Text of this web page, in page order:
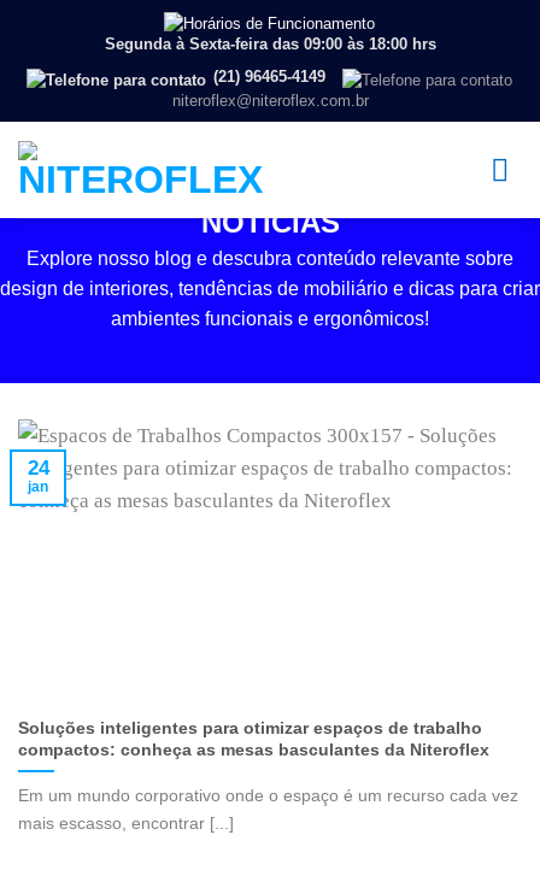
Segunda à Sexta-feira das 09:00 às 18:00 hrs
(21) 96465-4149
niteroflex@niteroflex.com.br
NOTÍCIAS
Explore nosso blog e descubra conteúdo relevante sobre
design de interiores, tendências de mobiliário e dicas para criar
ambientes funcionais e ergonômicos!
Soluções inteligentes para otimizar espaços de trabalho
compactos: conheça as mesas basculantes da Niteroflex
Em um mundo corporativo onde o espaço é um recurso cada vez
mais escasso, encontrar [...]
24
jan